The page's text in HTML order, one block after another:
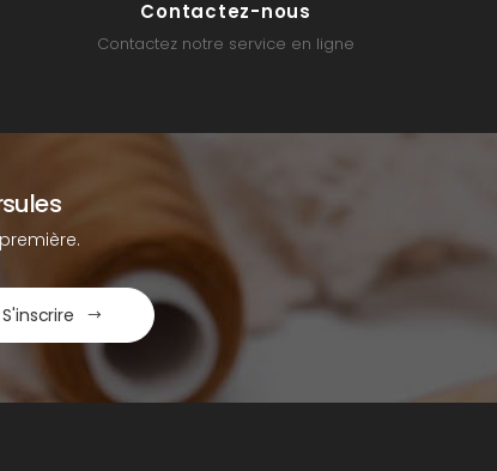
Contactez-nous
Contactez notre service en ligne
S'inscrire